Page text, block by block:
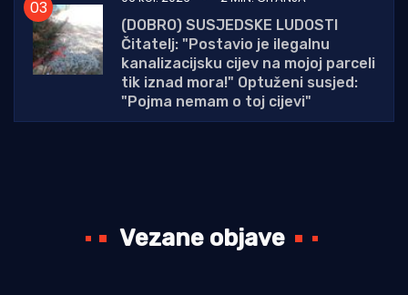
(DOBRO) SUSJEDSKE LUDOSTI
Čitatelj: "Postavio je ilegalnu
kanalizacijsku cijev na mojoj parceli
tik iznad mora!" Optuženi susjed:
"Pojma nemam o toj cijevi"
Vezane objave